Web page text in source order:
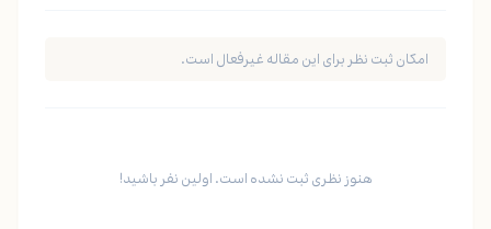
امکان ثبت نظر برای این مقاله غیرفعال است.
هنوز نظری ثبت نشده است. اولین نفر باشید!